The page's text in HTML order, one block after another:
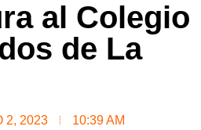
al Colegio
de La
2, 2023 10:39 AM